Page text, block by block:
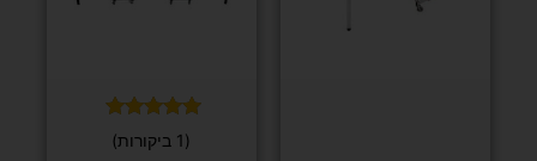
5.00
(1 ביקורות)